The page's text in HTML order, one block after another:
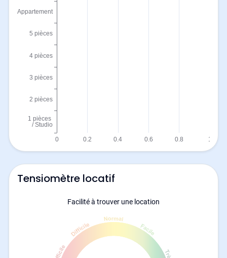
Tensiomètre locatif
Facilité à trouver une location